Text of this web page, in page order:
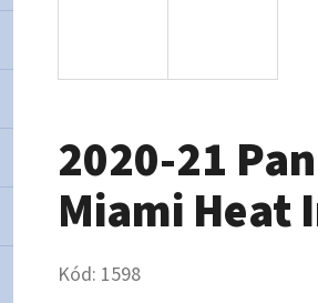
2020-21
Miami Heat
Kód: 1598